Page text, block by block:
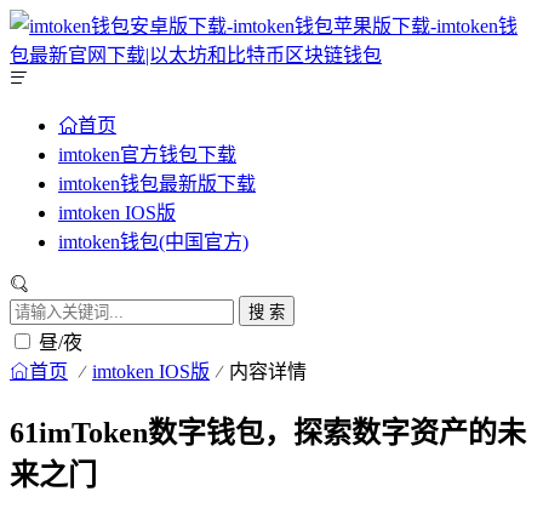
首页
imtoken官方钱包下载
imtoken钱包最新版下载
imtoken IOS版
imtoken钱包(中国官方)
搜 索
昼/夜
首页 imtoken IOS版 内容详情
61imToken数字钱包，探索数字资产的未
来之门